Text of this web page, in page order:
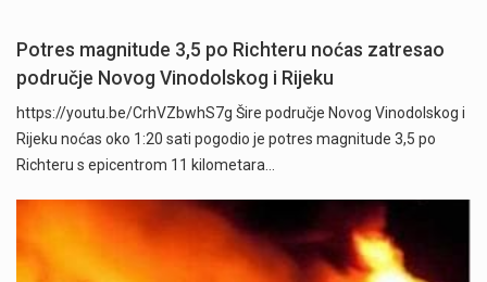
Potres magnitude 3,5 po Richteru noćas zatresao
područje Novog Vinodolskog i Rijeku
https://youtu.be/CrhVZbwhS7g Šire područje Novog Vinodolskog i
Rijeku noćas oko 1:20 sati pogodio je potres magnitude 3,5 po
Richteru s epicentrom 11 kilometara…